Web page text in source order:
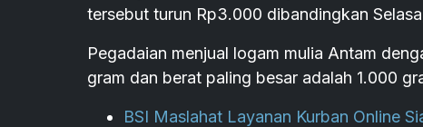
tersebut turun Rp3.000 dibandingkan
Pegadaian menjual logam mulia Antam
gram dan berat paling besar adalah 1.000
BSI Maslahat Layanan Kurban Online